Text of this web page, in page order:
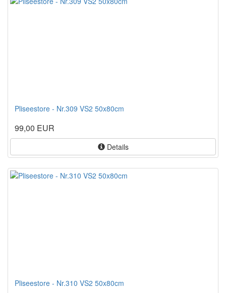
Pliseestore - Nr.309 VS2 50x80cm
99,00 EUR
Details
Pliseestore - Nr.310 VS2 50x80cm